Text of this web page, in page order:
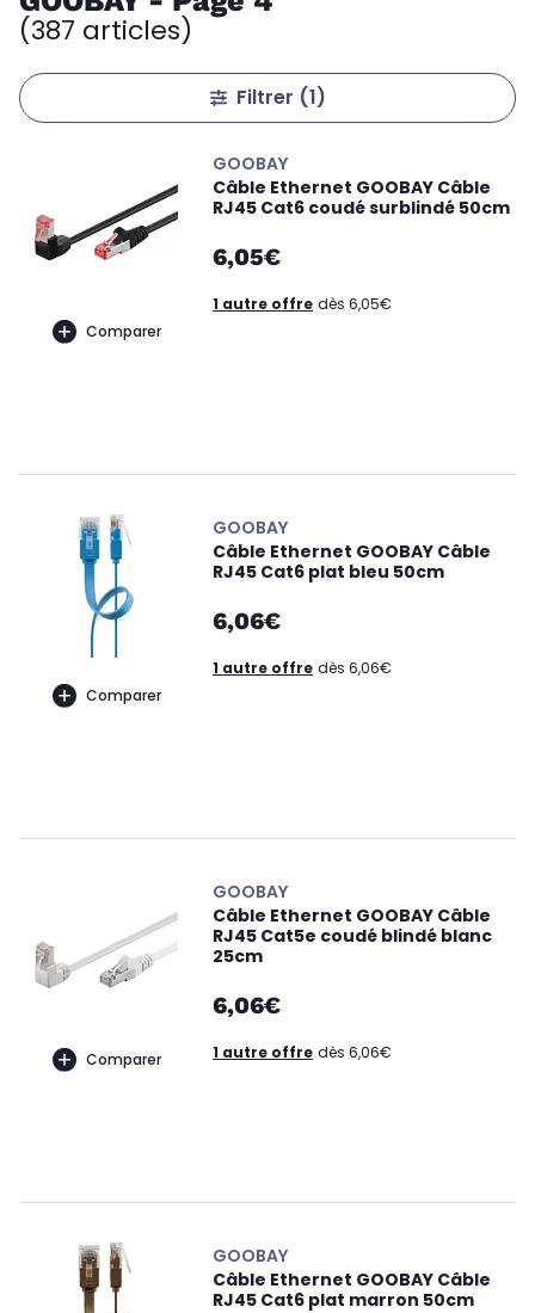
(387 articles)
Filtrer (1)
Comparer
GOOBAY
Câble Ethernet GOOBAY Câble
RJ45 Cat6 coudé surblindé 50cm
6,05€
1 autre offre dès 6,05€
Comparer
GOOBAY
Câble Ethernet GOOBAY Câble
RJ45 Cat6 plat bleu 50cm
6,06€
1 autre offre dès 6,06€
Comparer
GOOBAY
Câble Ethernet GOOBAY Câble
RJ45 Cat5e coudé blindé blanc
25cm
6,06€
1 autre offre dès 6,06€
GOOBAY
Câble Ethernet GOOBAY Câble
RJ45 Cat6 plat marron 50cm